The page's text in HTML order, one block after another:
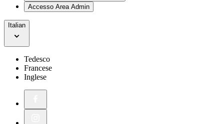
Accesso Area Admin
Italian
Tedesco
Francese
Inglese